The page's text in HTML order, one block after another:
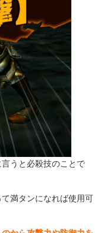
うと必殺技のことで
満タンになれば使用可